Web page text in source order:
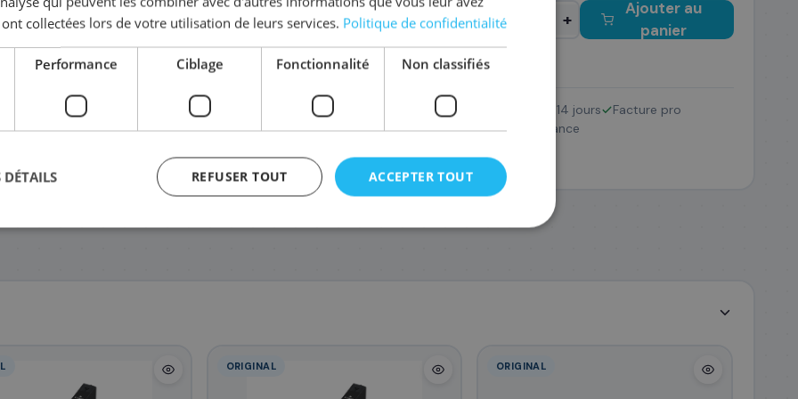
+
Ajouter au
panier
Complétez la série CLI-531
6121C001/CLI-531Y
17,88 €
6119C001/CLI-531C
17,88 €
6118C001/CLI-531BK
17,88 €
Pack
85,08 €
Retour 14 jours
Facture pro
SAV France
ORIGINAL ORIGINAL
collectées lors de votre utilisation de leurs services. Politique de confidentialité
Performance Ciblage Fonctionnalité Non classifiés
ACCEPTER TOUT
REFUSER TOUT
DÉTAILS